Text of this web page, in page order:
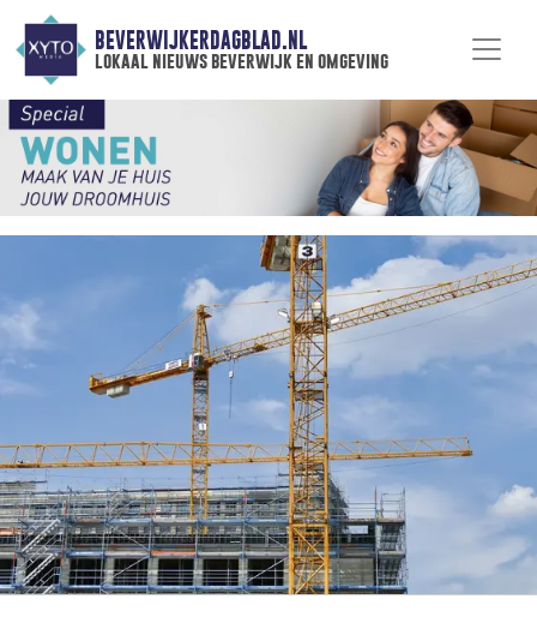
BEVERWIJKERDAGBLAD.NL
lokaal nieuws beverwijk en omgeving